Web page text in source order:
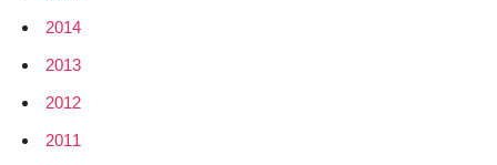
2014
2013
2012
2011